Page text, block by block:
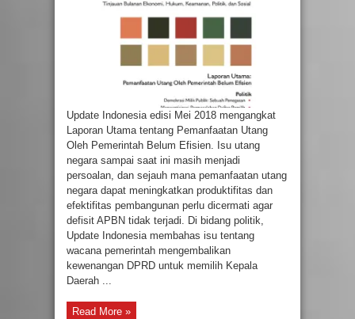
Update Indonesia edisi Mei 2018 mengangkat
Laporan Utama tentang Pemanfaatan Utang
Oleh Pemerintah Belum Efisien. Isu utang
negara sampai saat ini masih menjadi
persoalan, dan sejauh mana pemanfaatan utang
negara dapat meningkatkan produktifitas dan
efektifitas pembangunan perlu dicermati agar
defisit APBN tidak terjadi. Di bidang politik,
Update Indonesia membahas isu tentang
wacana pemerintah mengembalikan
kewenangan DPRD untuk memilih Kepala
Daerah ...
Read More »